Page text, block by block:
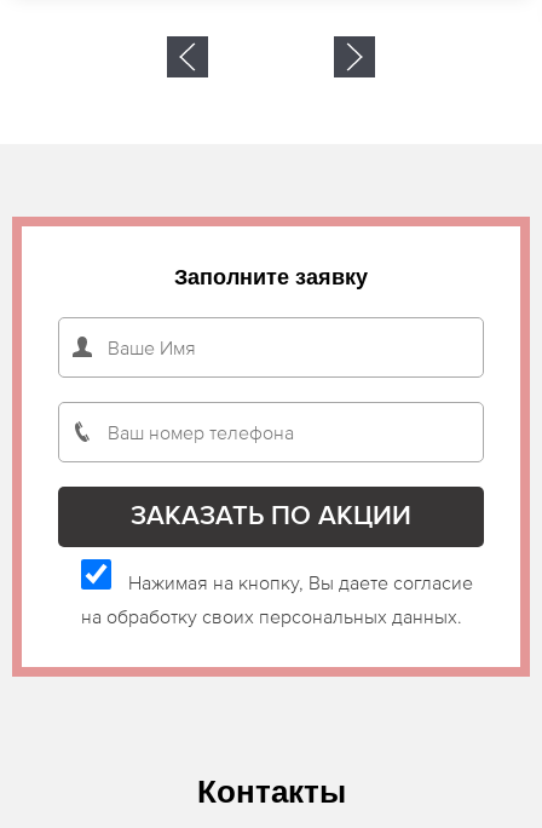
Заполните заявку
Нажимая на кнопку, Вы даете согласие
на обработку своих персональных данных.
Контакты